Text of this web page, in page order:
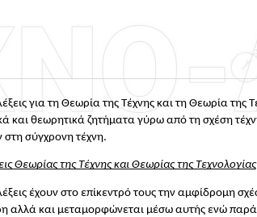
για τη Θεωρία της Τέχνης και τη Θεωρία
και θεωρητικά ζητήματα γύρω από τη σχέση
σύγχρονη τέχνη.
Θεωρίας της Τέχνης και Θεωρίας της Τεχνολογίας
έχουν στο επίκεντρό τους την αμφίδρομη
αλλά και μεταμορφώνεται μέσω αυτής ενώ